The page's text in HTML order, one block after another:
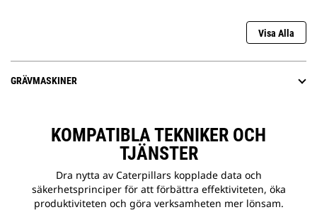
Visa Alla
GRÄVMASKINER
KOMPATIBLA TEKNIKER OCH
TJÄNSTER
Dra nytta av Caterpillars kopplade data och
säkerhetsprinciper för att förbättra effektiviteten, öka
produktiviteten och göra verksamheten mer lönsam.